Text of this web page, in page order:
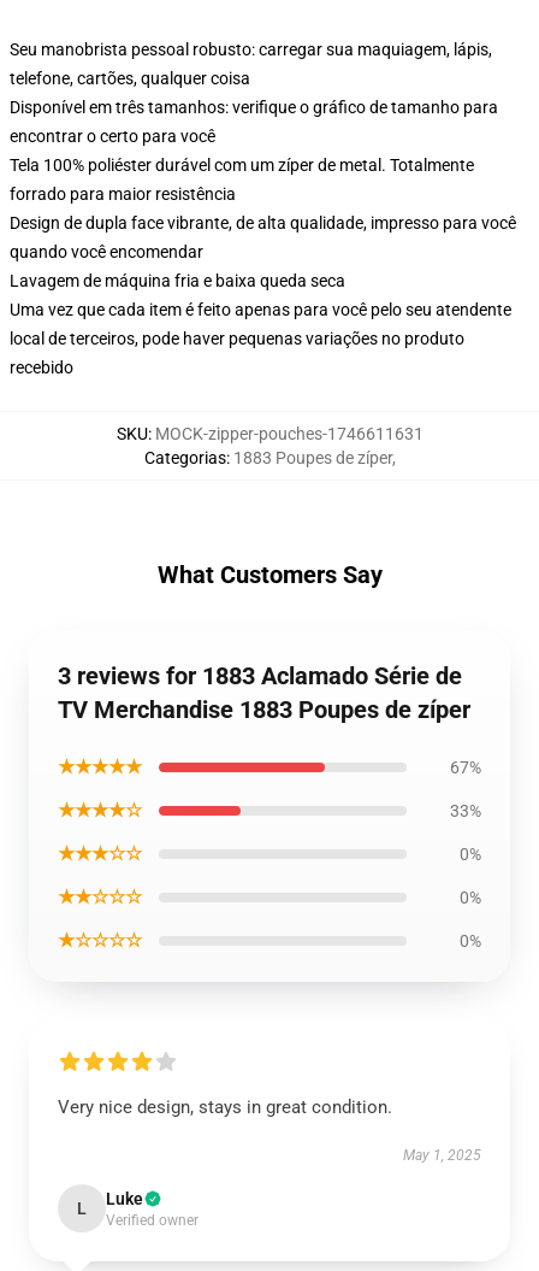
Seu manobrista pessoal robusto: carregar sua maquiagem, lápis,
telefone, cartões, qualquer coisa
Disponível em três tamanhos: verifique o gráfico de tamanho para
encontrar o certo para você
Tela 100% poliéster durável com um zíper de metal. Totalmente
forrado para maior resistência
Design de dupla face vibrante, de alta qualidade, impresso para você
quando você encomendar
Lavagem de máquina fria e baixa queda seca
Uma vez que cada item é feito apenas para você pelo seu atendente
local de terceiros, pode haver pequenas variações no produto
recebido
SKU: MOCK-zipper-pouches-1746611631
Categorias: 1883 Poupes de zíper,
What Customers Say
3 reviews for 1883 Aclamado Série de
TV Merchandise 1883 Poupes de zíper
★★★★★ 67%
★★★★☆ 33%
★★★☆☆ 0%
★★☆☆☆ 0%
★☆☆☆☆ 0%
Very nice design, stays in great condition.
May 1, 2025
L Luke
Verified owner